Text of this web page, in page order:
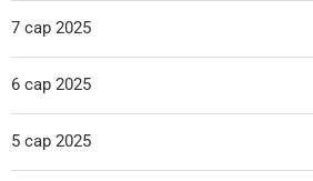
7 сар 2025
6 сар 2025
5 сар 2025